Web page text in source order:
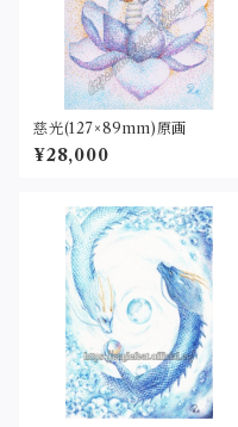
慈光(127×89mm)原画
¥28,000